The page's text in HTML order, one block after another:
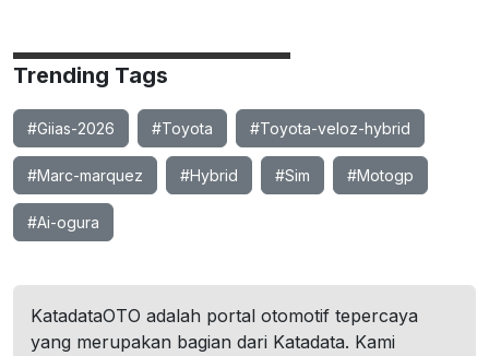
Trending Tags
#Giias-2026 #Toyota #Toyota-veloz-hybrid
#Marc-marquez #Hybrid #Sim #Motogp
#Ai-ogura
KatadataOTO adalah portal otomotif tepercaya
yang merupakan bagian dari Katadata. Kami